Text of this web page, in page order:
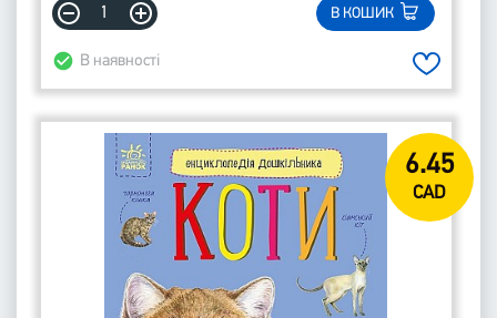
В КОШИК
В наявності
6.45
CAD